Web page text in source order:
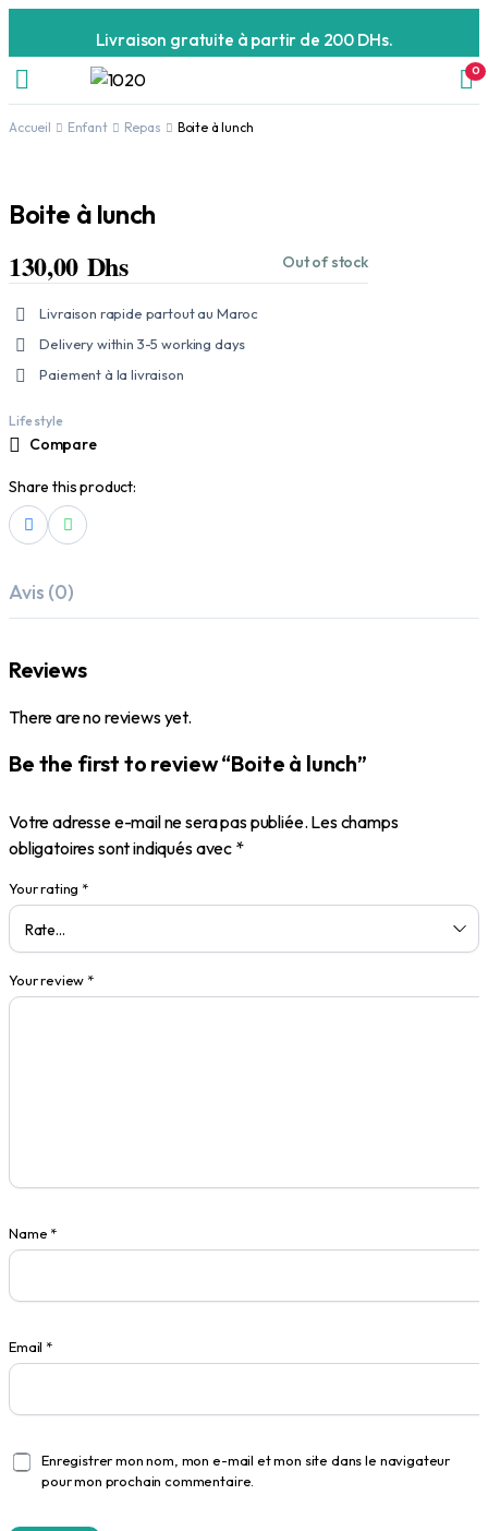
Livraison gratuite à partir de 200 DHs.
0
Accueil Enfant Repas Boite à lunch
Boite à lunch
130,00 Dhs Out of stock
Livraison rapide partout au Maroc
Delivery within 3-5 working days
Paiement à la livraison
Life style
Compare
Share this product:
Avis (0)
Reviews
There are no reviews yet.
Be the first to review “Boite à lunch”
Votre adresse e-mail ne sera pas publiée. Les champs
obligatoires sont indiqués avec *
Your rating *
Your review *
Name *
Email *
Enregistrer mon nom, mon e-mail et mon site dans le navigateur
pour mon prochain commentaire.